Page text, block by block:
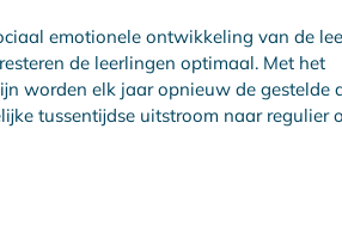
emotionele ontwikkeling van de
de leerlingen optimaal. Met het
worden elk jaar opnieuw de gestelde
tussentijdse uitstroom naar regulier